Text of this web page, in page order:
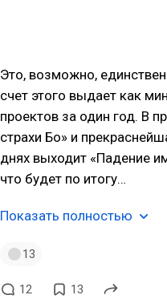
Это, возможно,
счет этого выдает как
проектов за один год. В
страхи Бо» и
днях выходит «Падение
что будет по итогу…
Показать полностью
13
12 13